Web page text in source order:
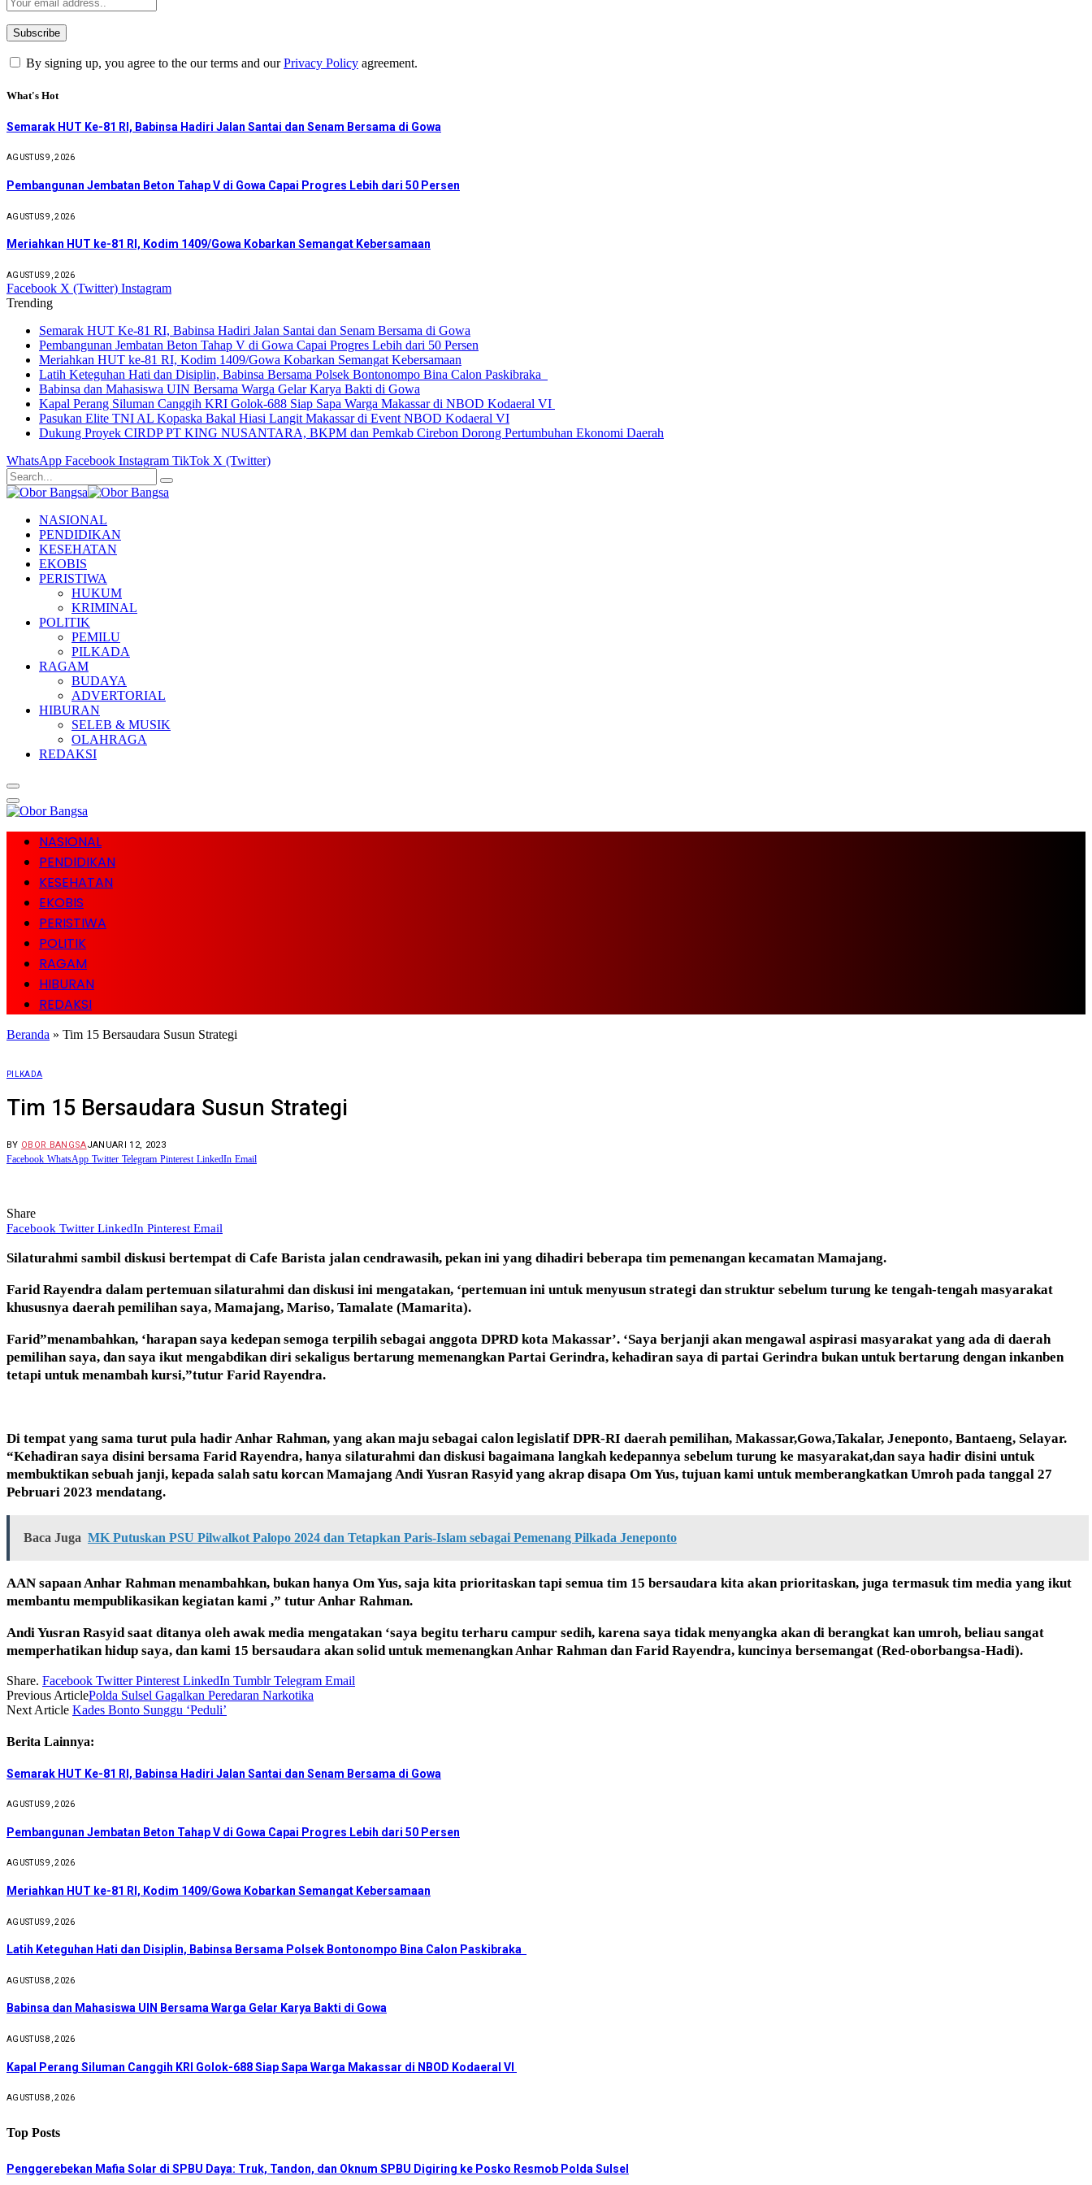
By signing up, you agree to the our terms and ourPrivacy Policy agreement.
What's Hot
Semarak HUT Ke-81 RI, Babinsa Hadiri Jalan Santai dan Senam Bersama di Gowa
AGUSTUS 9, 2026
Pembangunan Jembatan Beton Tahap V di Gowa Capai Progres Lebih dari 50 Persen
AGUSTUS 9, 2026
Meriahkan HUT ke-81 RI, Kodim 1409/Gowa Kobarkan Semangat Kebersamaan
AGUSTUS 9, 2026
Facebook X (Twitter) Instagram
Trending
Semarak HUT Ke-81 RI, Babinsa Hadiri Jalan Santai dan Senam Bersama di Gowa
Pembangunan Jembatan Beton Tahap V di Gowa Capai Progres Lebih dari 50 Persen
Meriahkan HUT ke-81 RI, Kodim 1409/Gowa Kobarkan Semangat Kebersamaan
Latih Keteguhan Hati dan Disiplin, Babinsa Bersama Polsek Bontonompo Bina Calon Paskibraka
Babinsa dan Mahasiswa UIN Bersama Warga Gelar Karya Bakti di Gowa
Kapal Perang Siluman Canggih KRI Golok-688 Siap Sapa Warga Makassar di NBOD Kodaeral VI
Pasukan Elite TNI AL Kopaska Bakal Hiasi Langit Makassar di Event NBOD Kodaeral VI
Dukung Proyek CIRDP PT KING NUSANTARA, BKPM dan Pemkab Cirebon Dorong Pertumbuhan Ekonomi Daerah
WhatsApp Facebook Instagram TikTok X (Twitter)
NASIONAL
PENDIDIKAN
KESEHATAN
EKOBIS
PERISTIWA
HUKUM
KRIMINAL
POLITIK
PEMILU
PILKADA
RAGAM
BUDAYA
ADVERTORIAL
HIBURAN
SELEB & MUSIK
OLAHRAGA
REDAKSI
NASIONAL
PENDIDIKAN
KESEHATAN
EKOBIS
PERISTIWA
POLITIK
RAGAM
HIBURAN
REDAKSI
Beranda » Tim 15 Bersaudara Susun Strategi
PILKADA
Tim 15 Bersaudara Susun Strategi
BY OBOR BANGSAJANUARI 12, 2023
Facebook WhatsApp Twitter Telegram Pinterest LinkedIn Email
Share
Facebook Twitter LinkedIn Pinterest Email
Silaturahmi sambil diskusi bertempat di Cafe Barista jalan cendrawasih, pekan ini yang dihadiri beberapa tim pemenangan kecamatan Mamajang.
Farid Rayendra dalam pertemuan silaturahmi dan diskusi ini mengatakan, ‘pertemuan ini untuk menyusun strategi dan struktur sebelum turung ke tengah-tengah masyarakat
khususnya daerah pemilihan saya, Mamajang, Mariso, Tamalate (Mamarita).
Farid”menambahkan, ‘harapan saya kedepan semoga terpilih sebagai anggota DPRD kota Makassar’. ‘Saya berjanji akan mengawal aspirasi masyarakat yang ada di daerah
pemilihan saya, dan saya ikut mengabdikan diri sekaligus bertarung memenangkan Partai Gerindra, kehadiran saya di partai Gerindra bukan untuk bertarung dengan inkanben
tetapi untuk menambah kursi,”tutur Farid Rayendra.
Di tempat yang sama turut pula hadir Anhar Rahman, yang akan maju sebagai calon legislatif DPR-RI daerah pemilihan, Makassar,Gowa,Takalar, Jeneponto, Bantaeng, Selayar.
“Kehadiran saya disini bersama Farid Rayendra, hanya silaturahmi dan diskusi bagaimana langkah kedepannya sebelum turung ke masyarakat,dan saya hadir disini untuk
membuktikan sebuah janji, kepada salah satu korcan Mamajang Andi Yusran Rasyid yang akrap disapa Om Yus, tujuan kami untuk memberangkatkan Umroh pada tanggal 27
Pebruari 2023 mendatang.
Baca Juga MK Putuskan PSU Pilwalkot Palopo 2024 dan Tetapkan Paris-Islam sebagai Pemenang Pilkada Jeneponto
AAN sapaan Anhar Rahman menambahkan, bukan hanya Om Yus, saja kita prioritaskan tapi semua tim 15 bersaudara kita akan prioritaskan, juga termasuk tim media yang ikut
membantu mempublikasikan kegiatan kami ,” tutur Anhar Rahman.
Andi Yusran Rasyid saat ditanya oleh awak media mengatakan ‘saya begitu terharu campur sedih, karena saya tidak menyangka akan di berangkat kan umroh, beliau sangat
memperhatikan hidup saya, dan kami 15 bersaudara akan solid untuk memenangkan Anhar Rahman dan Farid Rayendra, kuncinya bersemangat (Red-oborbangsa-Hadi).
Share. Facebook Twitter Pinterest LinkedIn Tumblr Telegram Email
Previous ArticlePolda Sulsel Gagalkan Peredaran Narkotika
Next Article Kades Bonto Sunggu ‘Peduli’
Berita Lainnya:
Semarak HUT Ke-81 RI, Babinsa Hadiri Jalan Santai dan Senam Bersama di Gowa
AGUSTUS 9, 2026
Pembangunan Jembatan Beton Tahap V di Gowa Capai Progres Lebih dari 50 Persen
AGUSTUS 9, 2026
Meriahkan HUT ke-81 RI, Kodim 1409/Gowa Kobarkan Semangat Kebersamaan
AGUSTUS 9, 2026
Latih Keteguhan Hati dan Disiplin, Babinsa Bersama Polsek Bontonompo Bina Calon Paskibraka
AGUSTUS 8, 2026
Babinsa dan Mahasiswa UIN Bersama Warga Gelar Karya Bakti di Gowa
AGUSTUS 8, 2026
Kapal Perang Siluman Canggih KRI Golok-688 Siap Sapa Warga Makassar di NBOD Kodaeral VI
AGUSTUS 8, 2026
Top Posts
Penggerebekan Mafia Solar di SPBU Daya: Truk, Tandon, dan Oknum SPBU Digiring ke Posko Resmob Polda Sulsel